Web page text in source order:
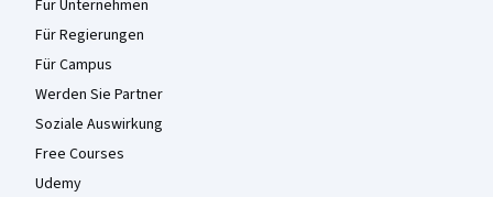
Für Unternehmen
Für Regierungen
Für Campus
Werden Sie Partner
Soziale Auswirkung
Free Courses
Udemy